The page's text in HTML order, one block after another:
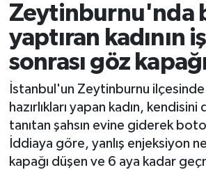
Zeytinburnu'nda
yaptıran kadının
sonrası göz
İstanbul'un Zeytinburnu
hazırlıkları yapan kadın,
tanıtan şahsın evine giderek
İddiaya göre, yanlış enjeksiyon
kapağı düşen ve 6 aya kadar
Güncel
Haberde insan
Kültür - Sanat
Magazin
Haber Arşivi